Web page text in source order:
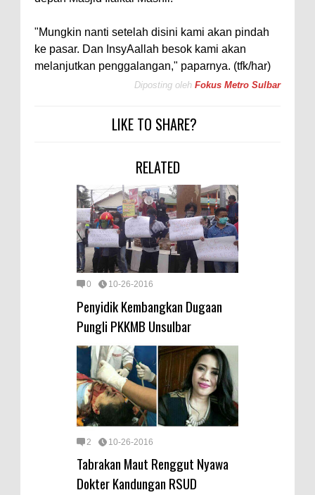
"Mungkin nanti setelah disini kami akan pindah
ke pasar. Dan InsyAallah besok kami akan
melanjutkan penggalangan," paparnya. (tfk/har)
Diposting oleh Fokus Metro Sulbar
LIKE TO SHARE?
RELATED
0 10-26-2016
Penyidik Kembangkan Dugaan
Pungli PKKMB Unsulbar
2 10-26-2016
Tabrakan Maut Renggut Nyawa
Dokter Kandungan RSUD